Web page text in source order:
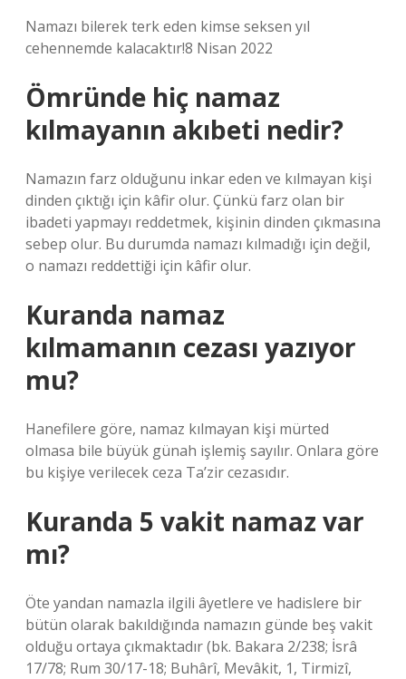
Namazı bilerek terk eden kimse seksen yıl
cehennemde kalacaktır!8 Nisan 2022
Ömründe hiç namaz
kılmayanın akıbeti nedir?
Namazın farz olduğunu inkar eden ve kılmayan kişi
dinden çıktığı için kâfir olur. Çünkü farz olan bir
ibadeti yapmayı reddetmek, kişinin dinden çıkmasına
sebep olur. Bu durumda namazı kılmadığı için değil,
o namazı reddettiği için kâfir olur.
Kuranda namaz
kılmamanın cezası yazıyor
mu?
Hanefilere göre, namaz kılmayan kişi mürted
olmasa bile büyük günah işlemiş sayılır. Onlara göre
bu kişiye verilecek ceza Ta’zir cezasıdır.
Kuranda 5 vakit namaz var
mı?
Öte yandan namazla ilgili âyetlere ve hadislere bir
bütün olarak bakıldığında namazın günde beş vakit
olduğu ortaya çıkmaktadır (bk. Bakara 2/238; İsrâ
17/78; Rum 30/17-18; Buhârî, Mevâkit, 1, Tirmizî,